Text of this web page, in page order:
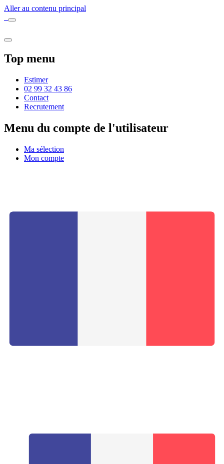
Aller au contenu principal
Top menu
Estimer
02 99 32 43 86
Contact
Recrutement
Menu du compte de l'utilisateur
Ma sélection
Mon compte